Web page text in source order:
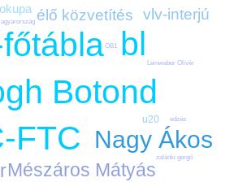
Botond
bl
FTC Nagy Ákos
Mészáros Mátyás
vlv-interjú
élő közvetítés
u20 edzés
Leinweber Olivér
OB1
zalánki gergő